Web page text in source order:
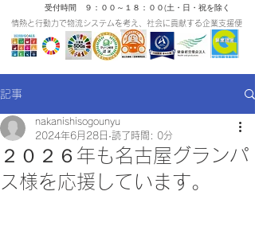
情熱と行動力で物流システムを考え、社会に貢献する企業支援便
受付時間 ９：００～１８：００(土・日・祝を除く
記事
２０２６年も名古屋グランパ
ス様を応援しています。
nakanishisogounyu
2024年6月28日 読了時間: 0分